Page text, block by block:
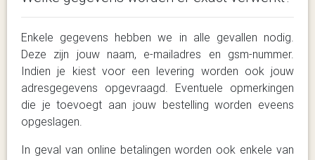
Enkele gegevens hebben we in alle gevallen nodig.
Deze zijn jouw naam, e-mailadres en gsm-nummer.
Indien je kiest voor een levering worden ook jouw
adresgegevens opgevraagd. Eventuele opmerkingen
die je toevoegt aan jouw bestelling worden eveens
opgeslagen.
In geval van online betalingen worden ook enkele van